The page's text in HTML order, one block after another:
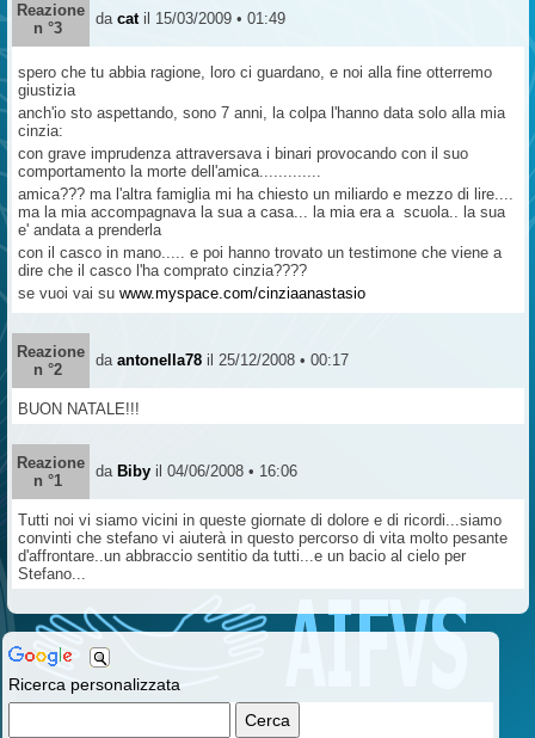
Ricerca personalizzata
Reazione
n °3
da cat il 15/03/2009 • 01:49
spero che tu abbia ragione, loro ci guardano, e noi alla fine otterremo
giustizia
anch'io sto aspettando, sono 7 anni, la colpa l'hanno data solo alla mia
cinzia:
con grave imprudenza attraversava i binari provocando con il suo
comportamento la morte dell'amica.............
amica??? ma l'altra famiglia mi ha chiesto un miliardo e mezzo di lire....
ma la mia accompagnava la sua a casa... la mia era a scuola.. la sua
e' andata a prenderla
con il casco in mano..... e poi hanno trovato un testimone che viene a
dire che il casco l'ha comprato cinzia????
se vuoi vai su www.myspace.com/cinziaanastasio
Reazione
n °2
da antonella78 il 25/12/2008 • 00:17
BUON NATALE!!!
Reazione
n °1
da Biby il 04/06/2008 • 16:06
Tutti noi vi siamo vicini in queste giornate di dolore e di ricordi...siamo
convinti che stefano vi aiuterà in questo percorso di vita molto pesante
d'affrontare..un abbraccio sentitio da tutti...e un bacio al cielo per
Stefano...